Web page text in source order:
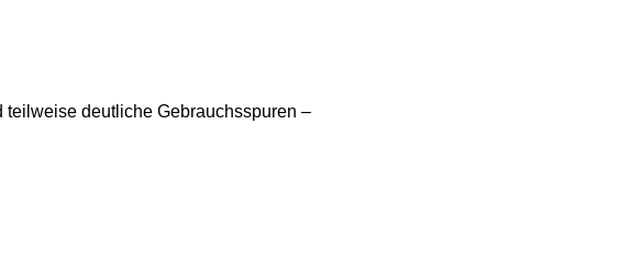
teilweise deutliche Gebrauchsspuren –